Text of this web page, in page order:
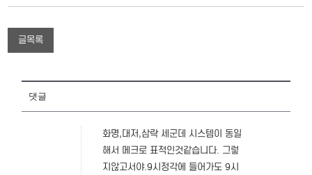
글목록
댓글
화명,대저,삼락 세군데 시스템이 동일
해서 메크로 표적인것같습니다. 그렇
지않고서야.9시정각에 들어가도 9시